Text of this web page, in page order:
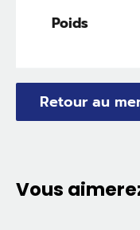
Poids
Retour au
Vous